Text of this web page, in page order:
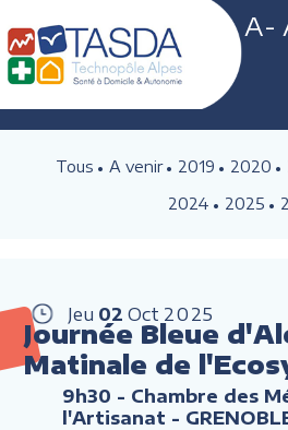
A-
Tous A venir 2019 2020
2024
2025
Jeu 02 Oct 2025
Journée Bleue
Matinale de
9h30 - Chambre des
l'Artisanat -